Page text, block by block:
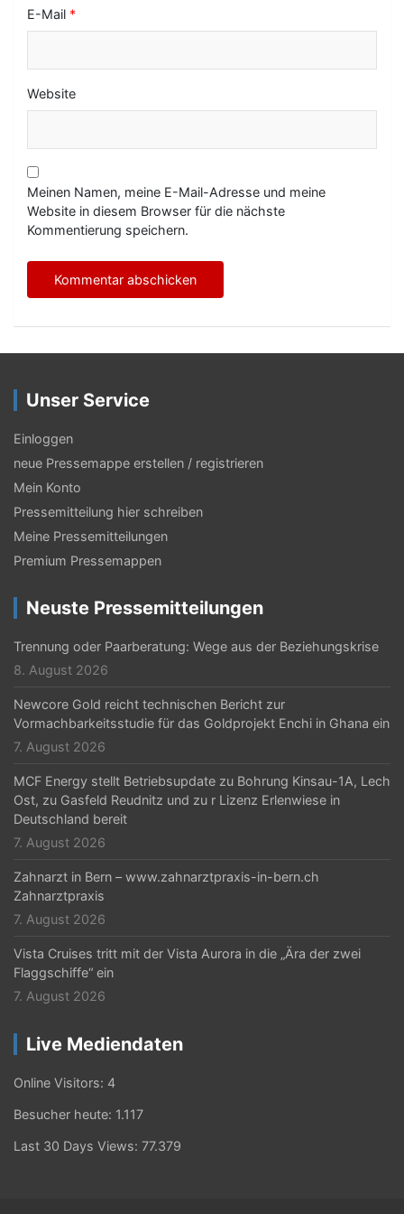
E-Mail *
Website
Meinen Namen, meine E-Mail-Adresse und meine
Website in diesem Browser für die nächste
Kommentierung speichern.
Unser Service
Einloggen
neue Pressemappe erstellen / registrieren
Mein Konto
Pressemitteilung hier schreiben
Meine Pressemitteilungen
Premium Pressemappen
Neuste Pressemitteilungen
Trennung oder Paarberatung: Wege aus der Beziehungskrise
8. August 2026
Newcore Gold reicht technischen Bericht zur
Vormachbarkeitsstudie für das Goldprojekt Enchi in Ghana ein
7. August 2026
MCF Energy stellt Betriebsupdate zu Bohrung Kinsau-1A, Lech
Ost, zu Gasfeld Reudnitz und zu r Lizenz Erlenwiese in
Deutschland bereit
7. August 2026
Zahnarzt in Bern – www.zahnarztpraxis-in-bern.ch
Zahnarztpraxis
7. August 2026
Vista Cruises tritt mit der Vista Aurora in die „Ära der zwei
Flaggschiffe“ ein
7. August 2026
Live Mediendaten
Online Visitors: 4
Besucher heute: 1.117
Last 30 Days Views: 77.379